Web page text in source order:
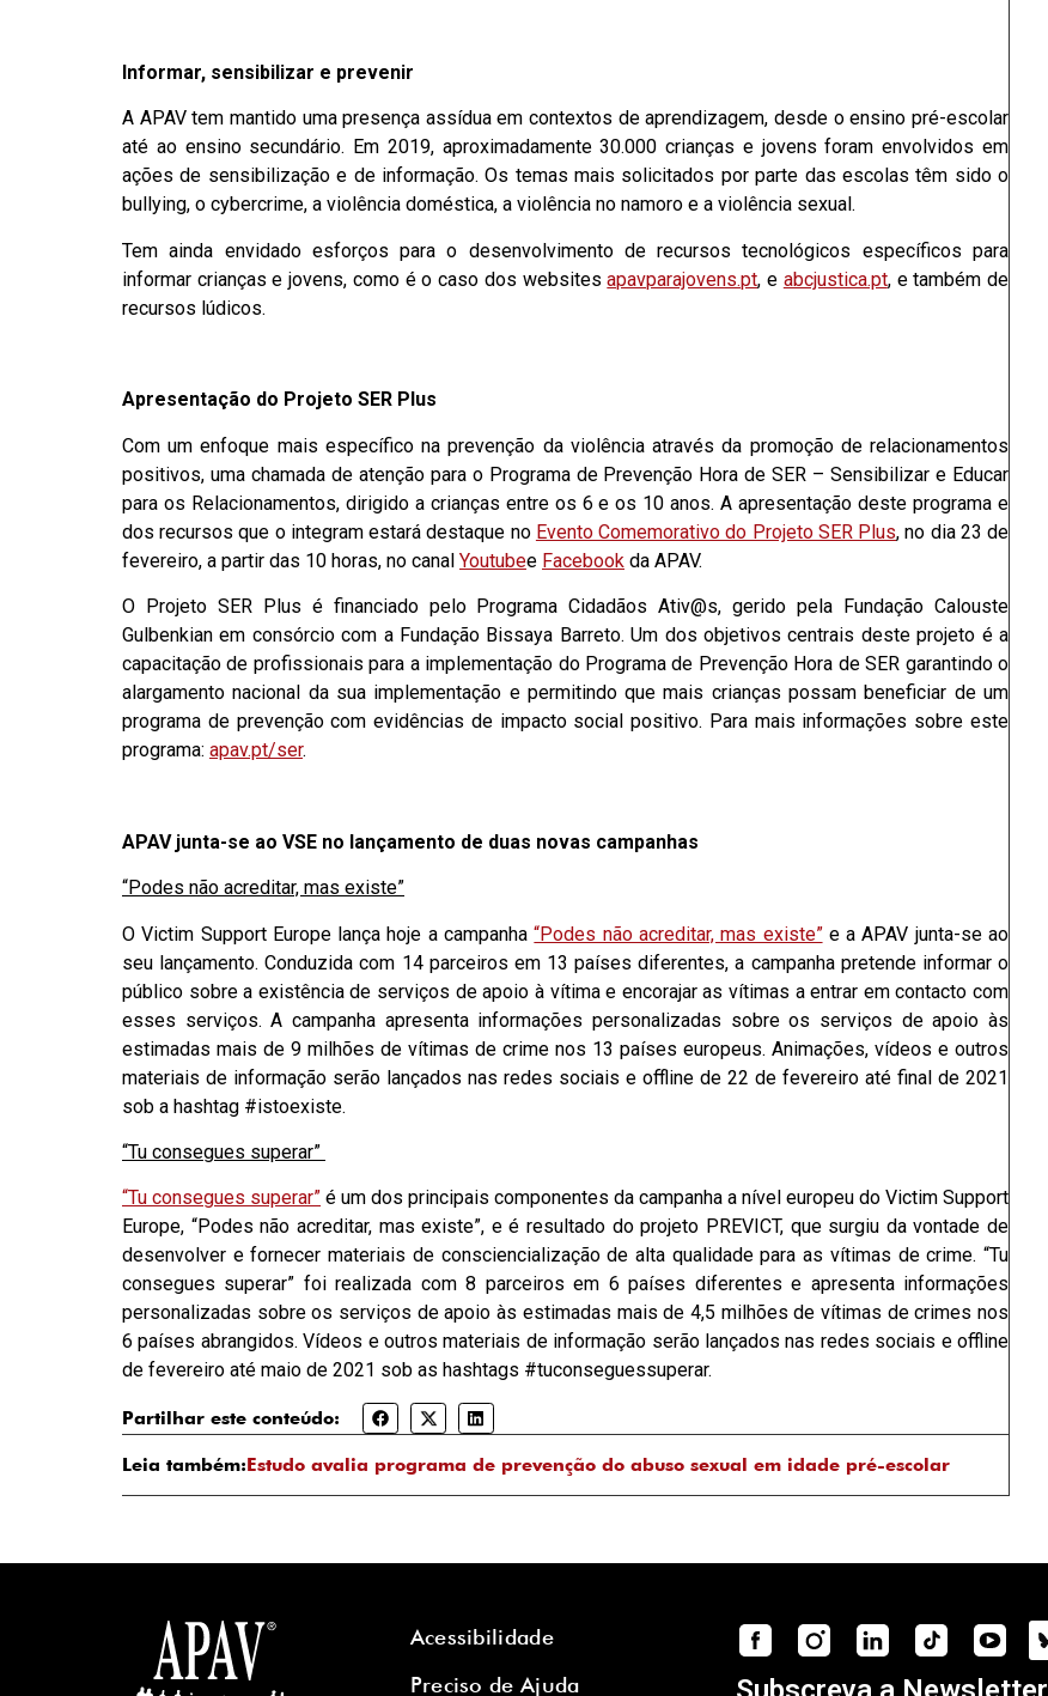
Informar, sensibilizar e prevenir
A APAV tem mantido uma presença assídua em contextos de aprendizagem, desde o ensino pré-escolar
até ao ensino secundário. Em 2019, aproximadamente 30.000 crianças e jovens foram envolvidos em
ações de sensibilização e de informação. Os temas mais solicitados por parte das escolas têm sido o
bullying, o cybercrime, a violência doméstica, a violência no namoro e a violência sexual.
Tem ainda envidado esforços para o desenvolvimento de recursos tecnológicos específicos para
informar crianças e jovens, como é o caso dos websitesapavparajovens.pt, e abcjustica.pt, e também de
recursos lúdicos.
Apresentação do Projeto SER Plus
Com um enfoque mais específico na prevenção da violência através da promoção de relacionamentos
positivos, uma chamada de atenção para o Programa de Prevenção Hora de SER – Sensibilizar e Educar
para os Relacionamentos, dirigido a crianças entre os 6 e os 10 anos. A apresentação deste programa e
dos recursos que o integram estará destaque no Evento Comemorativo do Projeto SER Plus, no dia 23 de
fevereiro, a partir das 10 horas, no canal Youtubee Facebook da APAV.
O Projeto SER Plus é financiado pelo Programa Cidadãos Ativ@s, gerido pela Fundação Calouste
Gulbenkian em consórcio com a Fundação Bissaya Barreto. Um dos objetivos centrais deste projeto é a
capacitação de profissionais para a implementação do Programa de Prevenção Hora de SER garantindo o
alargamento nacional da sua implementação e permitindo que mais crianças possam beneficiar de um
programa de prevenção com evidências de impacto social positivo. Para mais informações sobre este
programa: apav.pt/ser.
APAV junta-se ao VSE no lançamento de duas novas campanhas
“Podes não acreditar, mas existe”
O Victim Support Europe lança hoje a campanha“Podes não acreditar, mas existe”e a APAV junta-se ao
seu lançamento. Conduzida com 14 parceiros em 13 países diferentes, a campanha pretende informar o
público sobre a existência de serviços de apoio à vítima e encorajar as vítimas a entrar em contacto com
esses serviços. A campanha apresenta informações personalizadas sobre os serviços de apoio às
estimadas mais de 9 milhões de vítimas de crime nos 13 países europeus. Animações, vídeos e outros
materiais de informação serão lançados nas redes sociais e offline de 22 de fevereiro até final de 2021
sob a hashtag #istoexiste.
“Tu consegues superar”
“Tu consegues superar” é um dos principais componentes da campanha a nível europeu do Victim Support
Europe, “Podes não acreditar, mas existe”, e é resultado do projeto PREVICT, que surgiu da vontade de
desenvolver e fornecer materiais de consciencialização de alta qualidade para as vítimas de crime. “Tu
consegues superar” foi realizada com 8 parceiros em 6 países diferentes e apresenta informações
personalizadas sobre os serviços de apoio às estimadas mais de 4,5 milhões de vítimas de crimes nos
6 países abrangidos. Vídeos e outros materiais de informação serão lançados nas redes sociais e offline
de fevereiro até maio de 2021 sob as hashtags #tuconseguessuperar.
Partilhar este conteúdo:
Leia também: Estudo avalia programa de prevenção do abuso sexual em idade pré-escolar
Acessibilidade
Preciso de Ajuda